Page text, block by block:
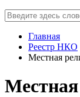
Главная
Реестр НКО
Местная
Местная